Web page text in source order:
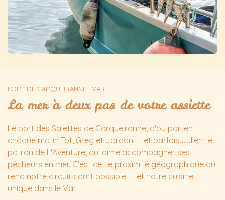
PORT DE CARQUEIRANNE · VAR
La mer à deux pas de votre assiette
Le port des Salettes de Carqueiranne, d'où partent
chaque matin Tof, Greg et Jordan — et parfois Julien, le
patron de L'Aventure, qui aime accompagner ses
pêcheurs en mer. C'est cette proximité géographique qui
rend notre circuit court possible — et notre cuisine
unique dans le Var.